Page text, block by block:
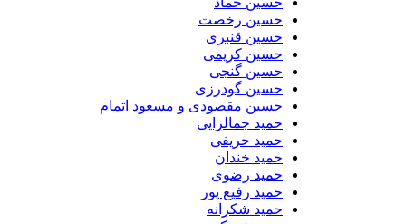
حسین رخصت
حسین قنبری
حسین کریمی
حسین گنجی
حسین گودرزی
حسین مقصودی و مسعود اتمام
حمید جمالزایی
حمید حریفی
حمید خندان
حمید رضوی
حمید رفیع پور
حمید شکرانه